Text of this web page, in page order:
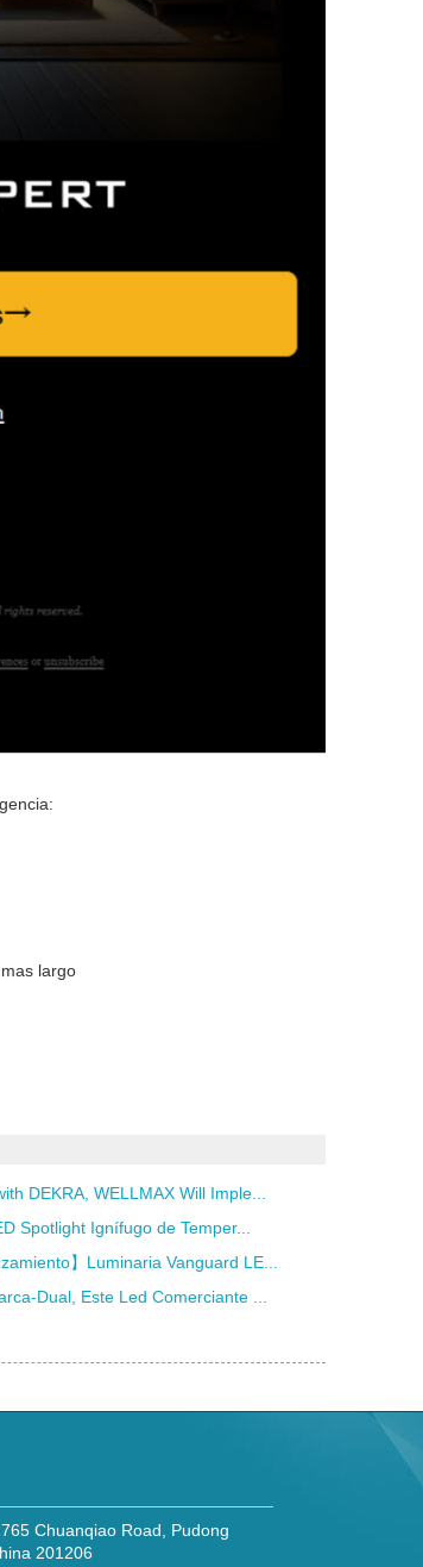
largo
DEKRA, WELLMAX Will Imple...
Spotlight Ignífugo de Temper...
】Luminaria Vanguard LE...
Dual, Este Led Comerciante ...
Chuanqiao Road, Pudong
201206